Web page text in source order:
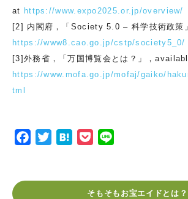
at https://www.expo2025.or.jp/overview/
[2] 内閣府，「Society 5.0 – 科学技術政
https://www8.cao.go.jp/cstp/society5_0/
[3]外務省，「万国博覧会とは？」，
https://www.mofa.go.jp/mofaj/gaiko/
tml
そもそもお宝エイドとは？